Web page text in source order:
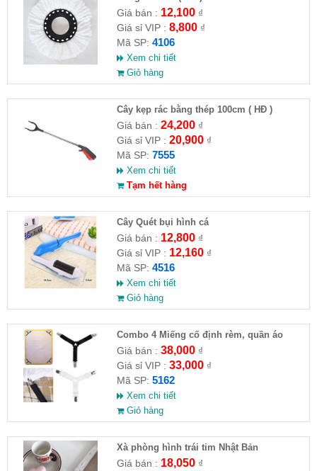
Giá bán : 12,100₫
Giá sỉ VIP : 8,800₫
Mã SP: 4106
Xem chi tiết
Giỏ hàng
Cây kẹp rác bằng thép 100cm ( HĐ )
Giá bán : 24,200₫
Giá sỉ VIP : 20,900₫
Mã SP: 7555
Xem chi tiết
Tạm hết hàng
Cây Quét bụi hình cá
Giá bán : 12,800₫
Giá sỉ VIP : 12,160₫
Mã SP: 4516
Xem chi tiết
Giỏ hàng
Combo 4 Miếng cố định rèm, quần áo
Giá bán : 38,000₫
Giá sỉ VIP : 33,000₫
Mã SP: 5162
Xem chi tiết
Giỏ hàng
Xà phòng hình trái tim Nhật Bản
Giá bán : 18,050₫